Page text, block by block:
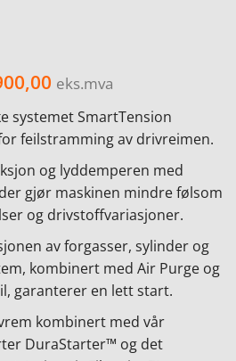
eks.mva
systemet SmartTension
feilstramming av drivreimen.
og lyddemperen med
gjør maskinen mindre følsom
og drivstoffvariasjoner.
av forgasser, sylinder og
kombinert med Air Purge og
garanterer en lett start.
kombinert med vår
DuraStarter™ og det